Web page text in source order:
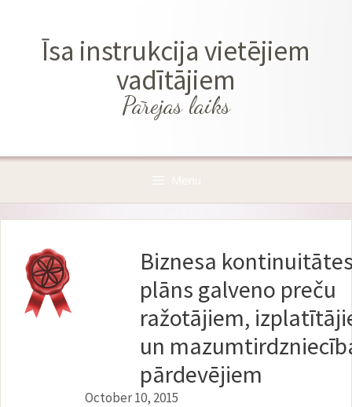
Īsa instrukcija vietējiem
vadītājiem
Pārejas laiks
Menu
Biznesa
plāns galveno preču
ražotājiem,
un
pārdevējiem
October 10, 2015